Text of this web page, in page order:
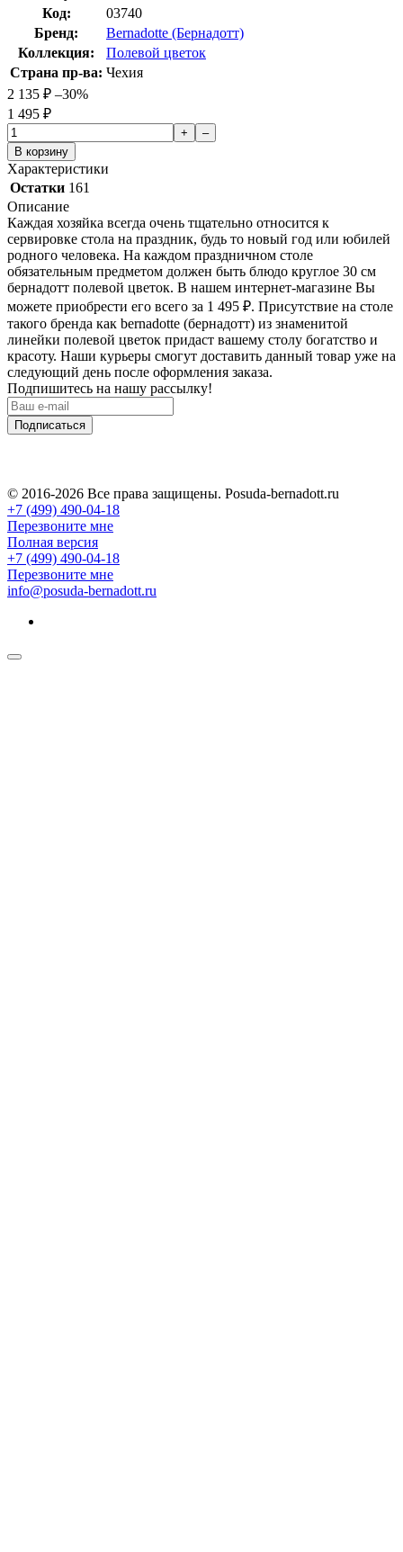
Код:
03740
Бренд:
Bernadotte (Бернадотт)
Коллекция:
Полевой цветок
Страна пр-ва: Чехия
2 135 ₽ –30%
1 495 ₽
+
–
В корзину
Характеристики
Остатки 161
Описание
Каждая хозяйка всегда очень тщательно относится к
сервировке стола на праздник, будь то новый год или юбилей
родного человека. На каждом праздничном столе
обязательным предметом должен быть блюдо круглое 30 см
бернадотт полевой цветок. В нашем интернет-магазине Вы
можете приобрести его всего за 1 495 ₽. Присутствие на столе
такого бренда как bernadotte (бернадотт) из знаменитой
линейки полевой цветок придаст вашему столу богатство и
красоту. Наши курьеры смогут доставить данный товар уже на
следующий день после оформления заказа.
Подпишитесь на нашу рассылку!
Подписаться
© 2016-2026 Все права защищены. Posuda-bernadott.ru
+7 (499) 490-04-18
Перезвоните мне
Полная версия
+7 (499) 490-04-18
Перезвоните мне
info@posuda-bernadott.ru